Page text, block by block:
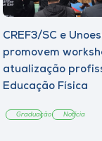
CREF3/SC e
promovem
atualização
Educação Física
Graduação Notícia